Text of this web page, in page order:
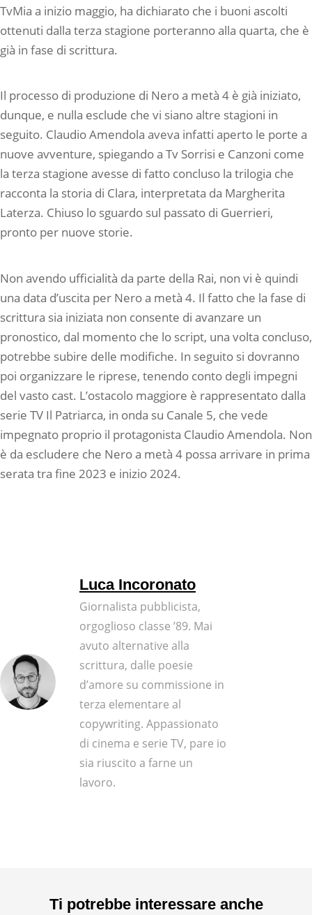
TvMia a inizio maggio, ha dichiarato che i buoni ascolti
ottenuti dalla terza stagione porteranno alla quarta, che è
già in fase di scrittura.
Il processo di produzione di Nero a metà 4 è già iniziato,
dunque, e nulla esclude che vi siano altre stagioni in
seguito. Claudio Amendola aveva infatti aperto le porte a
nuove avventure, spiegando a Tv Sorrisi e Canzoni come
la terza stagione avesse di fatto concluso la trilogia che
racconta la storia di Clara, interpretata da Margherita
Laterza. Chiuso lo sguardo sul passato di Guerrieri,
pronto per nuove storie.
Non avendo ufficialità da parte della Rai, non vi è quindi
una data d’uscita per Nero a metà 4. Il fatto che la fase di
scrittura sia iniziata non consente di avanzare un
pronostico, dal momento che lo script, una volta concluso,
potrebbe subire delle modifiche. In seguito si dovranno
poi organizzare le riprese, tenendo conto degli impegni
del vasto cast. L’ostacolo maggiore è rappresentato dalla
serie TV Il Patriarca, in onda su Canale 5, che vede
impegnato proprio il protagonista Claudio Amendola. Non
è da escludere che Nero a metà 4 possa arrivare in prima
serata tra fine 2023 e inizio 2024.
Luca Incoronato
Giornalista pubblicista,
orgoglioso classe ’89. Mai
avuto alternative alla
scrittura, dalle poesie
d’amore su commissione in
terza elementare al
copywriting. Appassionato
di cinema e serie TV, pare io
sia riuscito a farne un
lavoro.
Ti potrebbe interessare anche